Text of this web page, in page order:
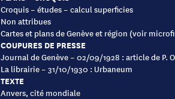
Croquis – études – calcul superficies
Non attribues
Cartes et plans de Genève et région (voir
COUPURES DE PRESSE
Journal de Genève – 02/09/1928 : article de P.
La librairie – 31/10/1930 : Urbaneum
TEXTE
Anvers, cité mondiale